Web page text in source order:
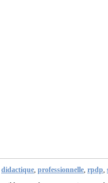
didactique, professionnelle, rpdp,